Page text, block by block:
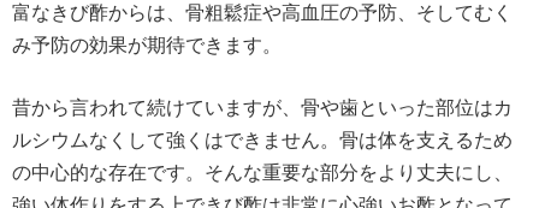
富なきび酢からは、骨粗鬆症や高血圧の予防、そしてむく
み予防の効果が期待できます。
昔から言われて続けていますが、骨や歯といった部位はカ
ルシウムなくして強くはできません。骨は体を支えるため
の中心的な存在です。そんな重要な部分をより丈夫にし、